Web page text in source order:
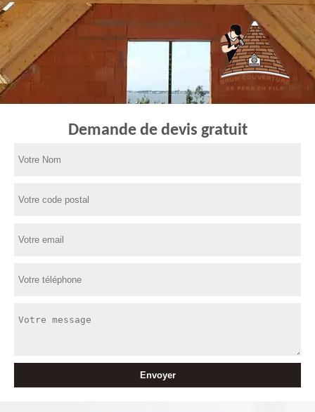
Demande de devis gratuit